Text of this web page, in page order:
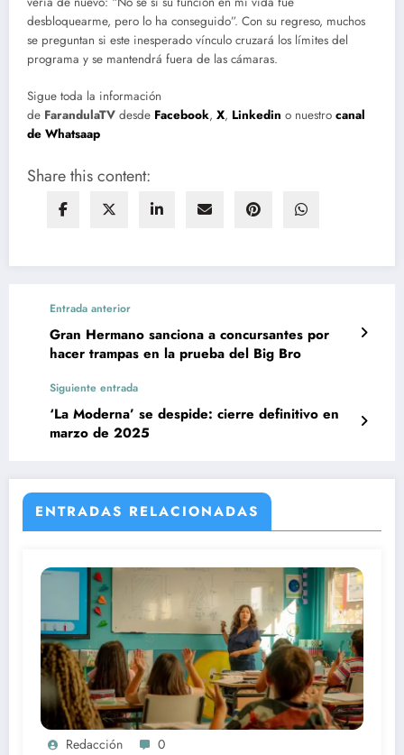
desbloquearme, pero lo ha conseguido”. Con su regreso, muchos
se preguntan si este inesperado vínculo cruzará los límites del
programa y se mantendrá fuera de las cámaras.
Sigue toda la información
de FarandulaTV desde Facebook, X, Linkedin o nuestro canal
de Whatsaap
Share this content:
Entrada anterior
Gran Hermano sanciona a concursantes por
hacer trampas en la prueba del Big Bro
Siguiente entrada
‘La Moderna’ se despide: cierre definitivo en
marzo de 2025
ENTRADAS RELACIONADAS
Redacción 0